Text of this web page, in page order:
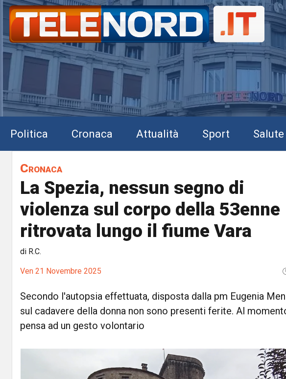
Politica Cronaca Attualità Sport Salute
Cronaca
La Spezia, nessun segno di
violenza sul corpo della 53enne
ritrovata lungo il fiume Vara
di R.C.
Ven 21 Novembre 2025
Secondo l'autopsia effettuata, disposta dalla pm Eugenia
sul cadavere della donna non sono presenti ferite. Al
pensa ad un gesto volontario